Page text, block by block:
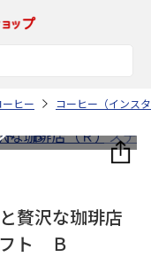
ーヒー コーヒー（インス
贅沢な珈琲店
フト Ｂ